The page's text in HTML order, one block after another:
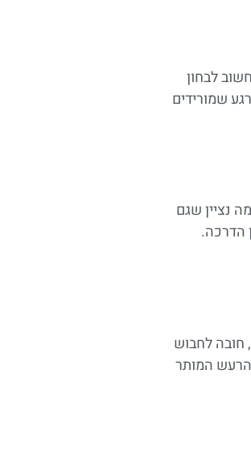
לבחון
שמורידים
נציין שגם
הדרכה.
חובה לחבוש
הרעש המותר